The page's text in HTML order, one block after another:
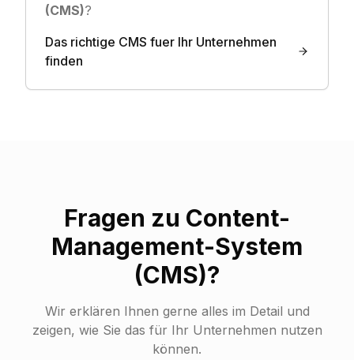
(CMS)?
Das richtige CMS fuer Ihr Unternehmen
finden
Fragen zu Content-
Management-System
(CMS)?
Wir erklären Ihnen gerne alles im Detail und
zeigen, wie Sie das für Ihr Unternehmen nutzen
können.